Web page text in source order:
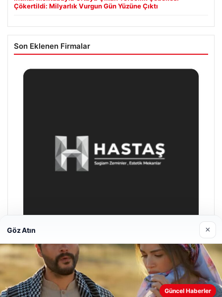
Çökertildi: Milyarlık Vurgun Gün Yüzüne Çıktı
Son Eklenen Firmalar
Prenses Night Club
Nisan 29, 2026
Web sitemizi nasıl kullandığınızı daha iyi anlayabilmek,
Göz Atın ×
Güncel Haberler